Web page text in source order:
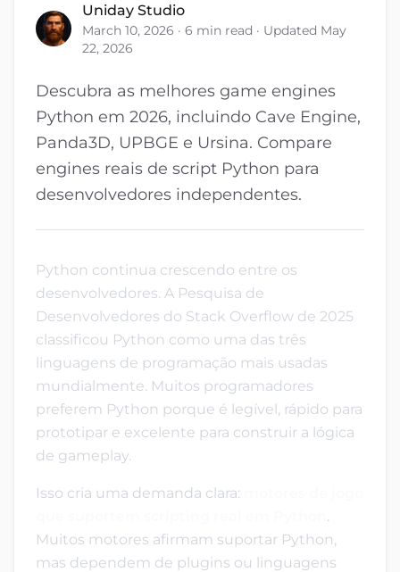
Uniday Studio
March 10, 2026 · 6 min read · Updated May
22, 2026
Descubra as melhores game engines
Python em 2026, incluindo Cave Engine,
Panda3D, UPBGE e Ursina. Compare
engines reais de script Python para
desenvolvedores independentes.
Python continua crescendo entre os
desenvolvedores. A Pesquisa de
Desenvolvedores do Stack Overflow de 2025
classificou Python como uma das três
linguagens de programação mais usadas
mundialmente. Muitos programadores
preferem Python porque é legível, rápido para
prototipar e excelente para construir a lógica
de gameplay.
Isso cria uma demanda clara:
.
Muitos motores afirmam suportar Python,
mas dependem de plugins ou linguagens